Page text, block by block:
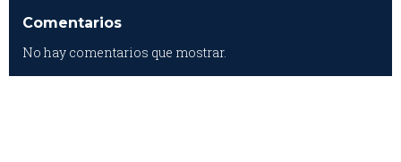
Comentarios
No hay comentarios que mostrar.